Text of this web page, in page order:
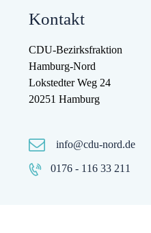
Kontakt
CDU-Bezirksfraktion
Hamburg-Nord
Lokstedter Weg 24
20251 Hamburg
info@cdu-nord.de
0176 - 116 33 211